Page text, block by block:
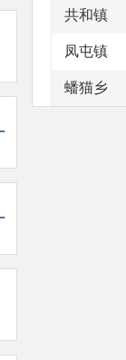
共和镇
凤屯镇
蟠猫乡